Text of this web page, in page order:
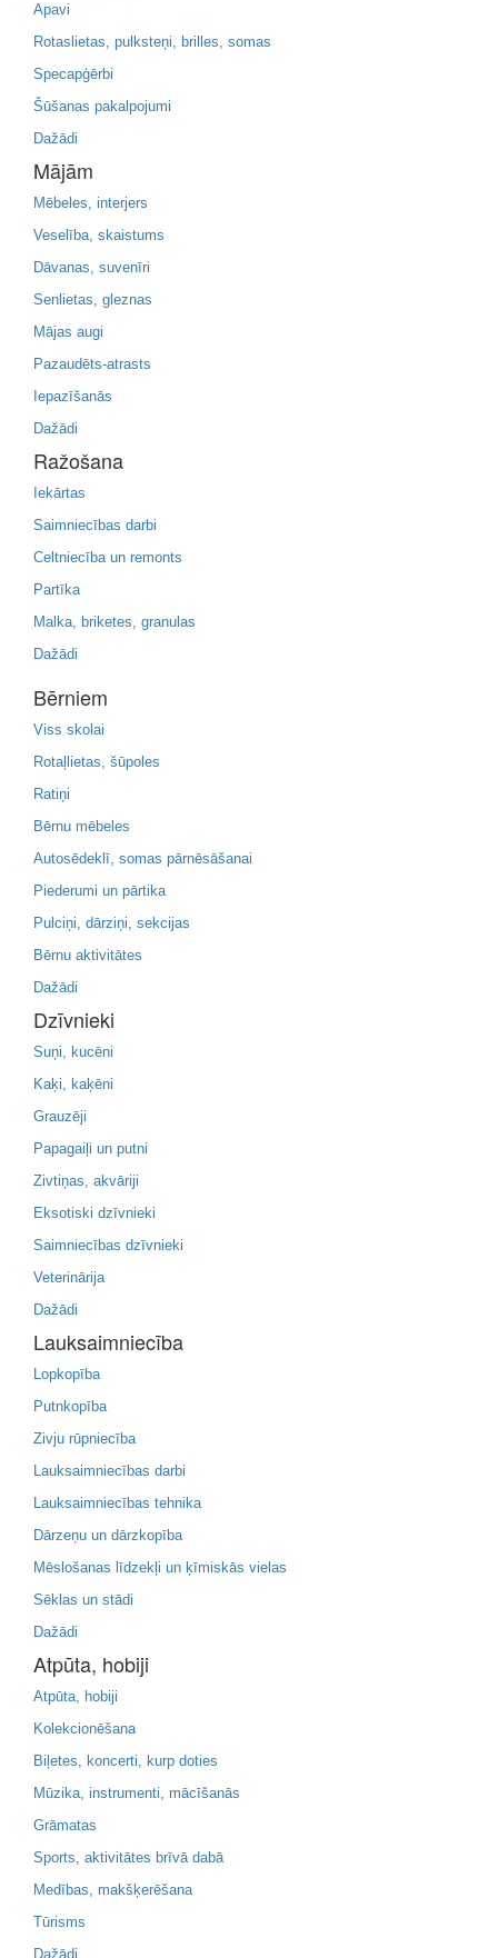
Apavi
Rotaslietas, pulksteņi, brilles, somas
Specapģērbi
Šūšanas pakalpojumi
Dažādi
Mājām
Mēbeles, interjers
Veselība, skaistums
Dāvanas, suvenīri
Senlietas, gleznas
Mājas augi
Pazaudēts-atrasts
Iepazīšanās
Dažādi
Ražošana
Iekārtas
Saimniecības darbi
Celtniecība un remonts
Partīka
Malka, briketes, granulas
Dažādi
Bērniem
Viss skolai
Rotaļlietas, šūpoles
Ratiņi
Bērnu mēbeles
Autosēdeklī, somas pārnēsāšanai
Piederumi un pārtika
Pulciņi, dārziņi, sekcijas
Bērnu aktivitātes
Dažādi
Dzīvnieki
Suņi, kucēni
Kaķi, kaķēni
Grauzēji
Papagaiļi un putni
Zivtiņas, akvāriji
Eksotiski dzīvnieki
Saimniecības dzīvnieki
Veterinārija
Dažādi
Lauksaimniecība
Lopkopība
Putnkopība
Zivju rūpniecība
Lauksaimniecības darbi
Lauksaimniecības tehnika
Dārzeņu un dārzkopība
Mēslošanas līdzekļi un ķīmiskās vielas
Sēklas un stādi
Dažādi
Atpūta, hobiji
Atpūta, hobiji
Kolekcionēšana
Biļetes, koncerti, kurp doties
Mūzika, instrumenti, mācīšanās
Grāmatas
Sports, aktivitātes brīvā dabā
Medības, makšķerēšana
Tūrisms
Dažādi